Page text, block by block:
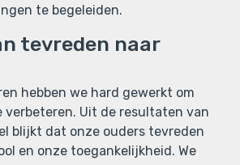
te begeleiden.
tevreden naar
hebben we hard gewerkt om
verbeteren. Uit de resultaten van
blijkt dat onze ouders tevreden
en onze toegankelijkheid. We